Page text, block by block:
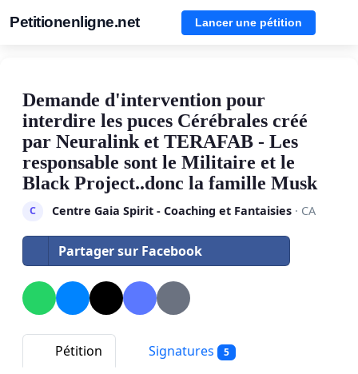
Petitionenligne.net Lancer une pétition
Demande d'intervention pour
interdire les puces Cérébrales créé
par Neuralink et TERAFAB - Les
responsable sont le Militaire et le
Black Project..donc la famille Musk
C Centre Gaia Spirit - Coaching et Fantaisies· CA
Partager sur Facebook
Pétition Signatures 5